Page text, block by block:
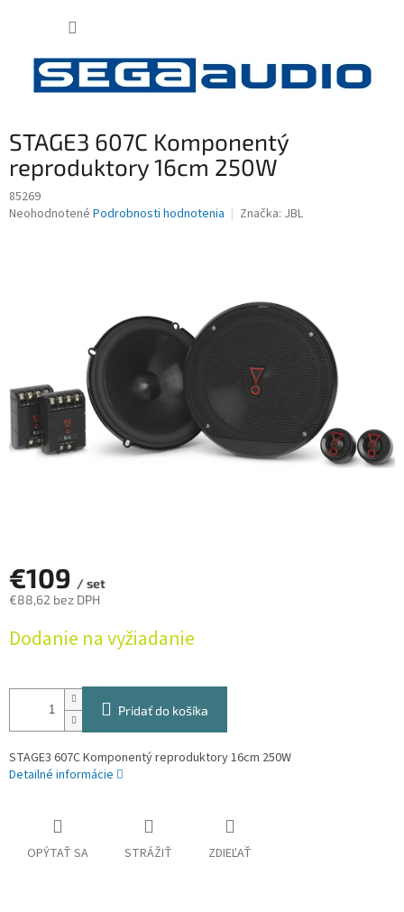
STAGE3 607C Komponentý
reproduktory 16cm 250W
85269
Priemerné
Neohodnotené Podrobnosti hodnotenia Značka: JBL
€109 / set
€88,62 bez DPH
cena:
Dodanie na vyžiadanie
Pridať do košíka
STAGE3 607C Komponentý reproduktory 16cm 250W
Detailné informácie
OPÝTAŤ SA STRÁŽIŤ ZDIEĽAŤ